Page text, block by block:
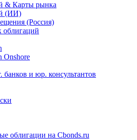
& Карты рынка
(ИИ)
(Россия)
облигаций
Onshore
банков и юр. консультантов
облигации на Cbonds.ru